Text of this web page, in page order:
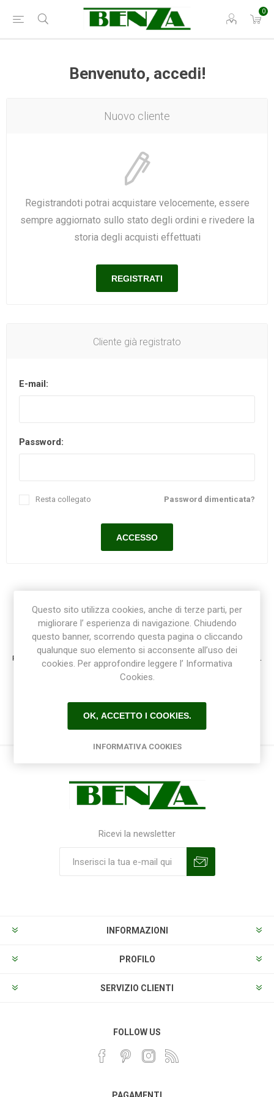
0
Benvenuto, accedi!
Nuovo cliente
Registrandoti potrai acquistare velocemente, essere
sempre aggiornato sullo stato degli ordini e rivedere la
storia degli acquisti effettuati
Cliente già registrato
E-mail:
Password:
Password dimenticata?
Resta collegato
Registrazione / Login
Registrati e accedi al sito per ottenere l'esperienza migliore e ottenere tutti i vantaggi.
Ricevi la newsletter
INFORMAZIONI
PROFILO
SERVIZIO CLIENTI
FOLLOW US
Questo sito utilizza cookies, anche di terze parti, per
migliorare l’ esperienza di navigazione. Chiudendo
questo banner, scorrendo questa pagina o cliccando
qualunque suo elemento si acconsente all’uso dei
cookies. Per approfondire leggere l’ Informativa
Cookies.
OK, ACCETTO I COOKIES.
INFORMATIVA COOKIES